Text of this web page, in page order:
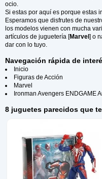
ocio.
Si estas por aquí es porque estas
Esperamos que disfrutes de nuestro amplio catálogo de juguetes online donde
los modelos vienen con mucha
artículos de juguetería [Marvel] o
dar con lo tuyo.
Navegación rápida de
Inicio
Figuras de Acción
Marvel
Ironman Avengers ENDGAME
8 juguetes parecidos que